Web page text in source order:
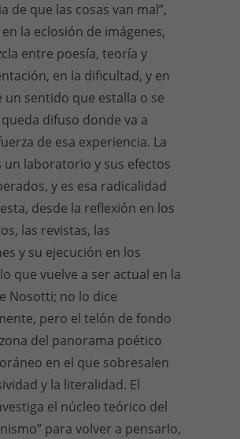
de que las cosas van mal”,
en la eclosión de imágenes,
entre poesía, teoría y
en la dificultad, y en
un sentido que estalla o se
difuso donde va a
de esa experiencia. La
un laboratorio y sus efectos
y es esa radicalidad
desde la reflexión en los
las revistas, las
y su ejecución en los
que vuelve a ser actual en la
Nosotti; no lo dice
pero el telón de fondo
del panorama poético
en el que sobresalen
y la literalidad. El
el núcleo teórico del
para volver a pensarlo,